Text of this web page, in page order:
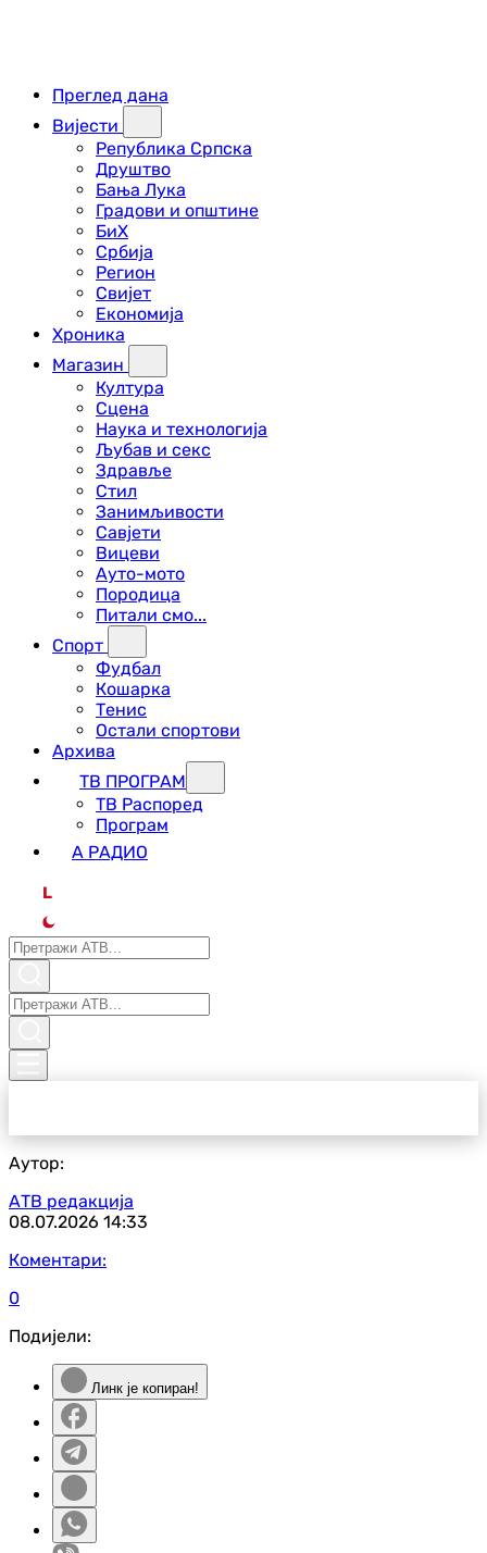
Преглед дана
Вијести
Република Српска
Друштво
Бања Лука
Градови и општине
БиХ
Србија
Регион
Свијет
Економија
Хроника
Магазин
Култура
Сцена
Наука и технологија
Љубав и секс
Здравље
Стил
Занимљивости
Савјети
Вицеви
Ауто-мото
Породица
Питали смо...
Спорт
Фудбал
Кошарка
Тенис
Остали спортови
Архива
ТВ ПРОГРАМ
ТВ Распоред
Програм
А РАДИО
L
Аутор:
АТВ редакција
08.07.2026 14:33
Коментари:
0
Подијели:
Линк је копиран!